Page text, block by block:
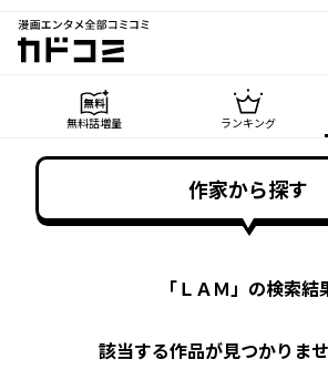
漫画エンタメ全部コミコミ
カドコミ
無料話増量 ランキング
作家から探す
「ＬＡＭ」の検索結
該当する作品が見つかりま